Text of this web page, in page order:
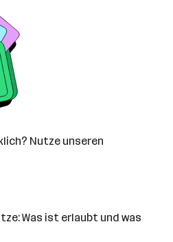
Nutze unseren
Was ist erlaubt und was